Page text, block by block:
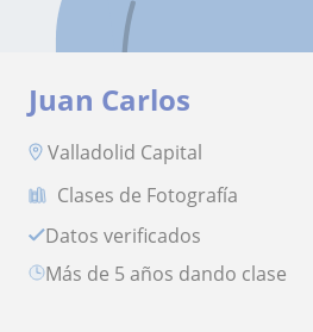
Juan Carlos
Valladolid Capital
Clases de Fotografía
Datos verificados
más de 5 años dando clase